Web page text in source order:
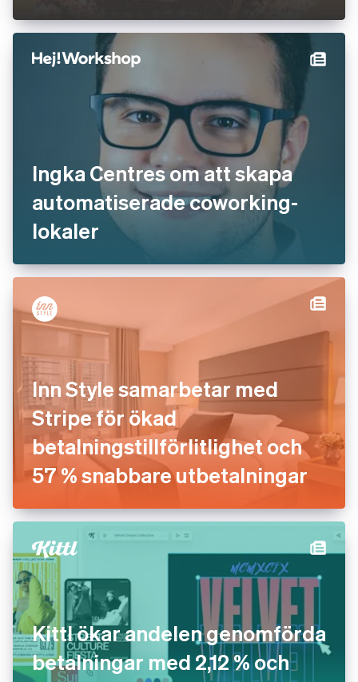
Ingka Centres om att skapa
automatiserade coworking-
lokaler
Inn Style samarbetar med
Stripe för ökad
betalningstillförlitlighet och
57 % snabbare utbetalningar
Kittl ökar andelen genomförda
betalningar med 2,12 % och